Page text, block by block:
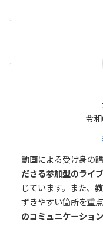
令
動画による受け身の
ださる参加型のライ
じています。また、
ずきやすい箇所を重
のコミュニケーショ